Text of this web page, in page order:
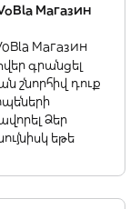
Магазин
Магазин
գրանցել
դուք
Ձեր
եթե